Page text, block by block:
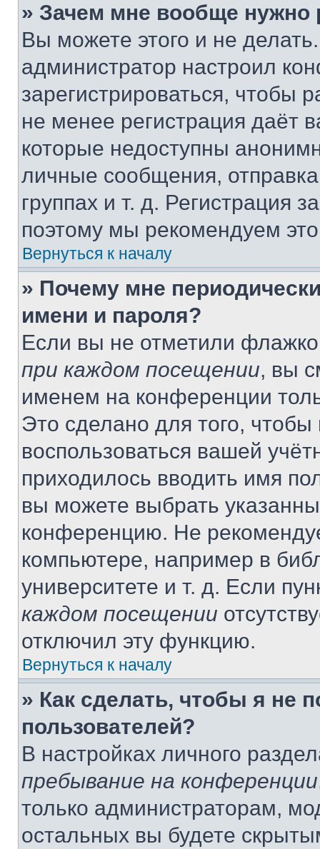
» Зачем мне вообще нужно
Вы можете этого и не
администратор настроил
зарегистрироваться, чтобы
не менее регистрация даёт
которые недоступны
личные сообщения,
группах и т. д. Регистрация
поэтому мы рекомендуем
Вернуться к началу
» Почему мне
имени и пароля?
Если вы не отметили
при каждом посещении, вы
именем на конференции
Это сделано для того, чтобы
воспользоваться вашей
приходилось вводить имя
вы можете выбрать
конференцию. Не
компьютере, например в
университете и т. д. Если
каждом посещении
отключил эту функцию.
Вернуться к началу
» Как сделать, чтобы я не
пользователей?
В настройках личного
пребывание на конференции
только администраторам,
остальных вы будете